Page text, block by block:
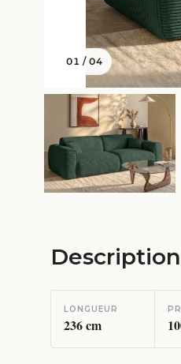
01 /04
Description
LONGUEUR
236cm